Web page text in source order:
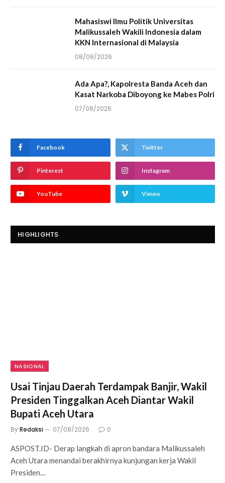
Mahasiswi Ilmu Politik Universitas
Malikussaleh Wakili Indonesia dalam
KKN Internasional di Malaysia
08/08/2026
Ada Apa?, Kapolresta Banda Aceh dan
Kasat Narkoba Diboyong ke Mabes Polri
07/08/2026
Facebook Twitter
Pinterest Instagram
YouTube Vimeo
HIGHLIGHTS
NASIONAL
Usai Tinjau Daerah Terdampak Banjir, Wakil
Presiden Tinggalkan Aceh Diantar Wakil
Bupati Aceh Utara
ByRedaksi 07/08/2026 0
ASPOST.ID- Derap langkah di apron bandara Malikussaleh
Aceh Utara menandai berakhirnya kunjungan kerja Wakil
Presiden…